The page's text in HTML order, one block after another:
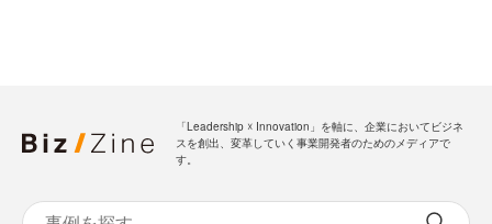
「Leadership ☓ Innovation」を軸に、企業においてビジネ
スを創出、変革していく事業開発者のためのメディアで
す。